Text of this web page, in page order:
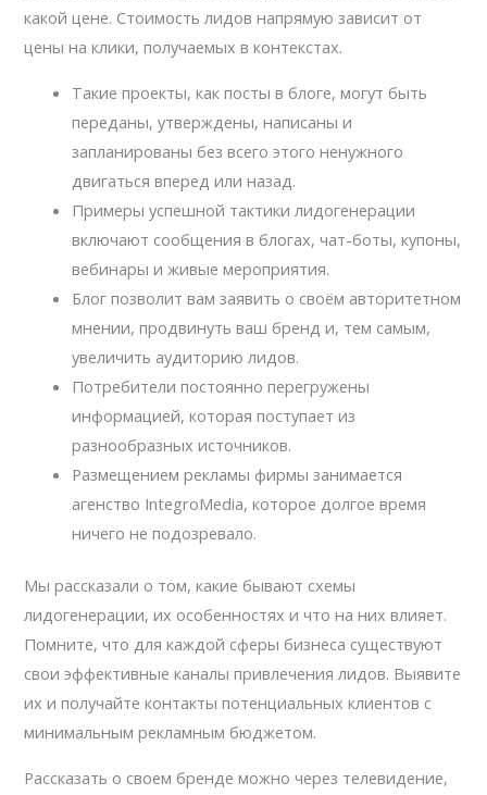
какой цене. Стоимость лидов напрямую зависит от
цены на клики, получаемых в контекстах.
Такие проекты, как посты в блоге, могут быть
переданы, утверждены, написаны и
запланированы без всего этого ненужного
двигаться вперед или назад.
Примеры успешной тактики лидогенерации
включают сообщения в блогах, чат-боты, купоны,
вебинары и живые мероприятия.
Блог позволит вам заявить о своём авторитетном
мнении, продвинуть ваш бренд и, тем самым,
увеличить аудиторию лидов.
Потребители постоянно перегружены
информацией, которая поступает из
разнообразных источников.
Размещением рекламы фирмы занимается
агенство IntegroMedia, которое долгое время
ничего не подозревало.
Мы рассказали о том, какие бывают схемы
лидогенерации, их особенностях и что на них влияет.
Помните, что для каждой сферы бизнеса существуют
свои эффективные каналы привлечения лидов. Выявите
их и получайте контакты потенциальных клиентов с
минимальным рекламным бюджетом.
Рассказать о своем бренде можно через телевидение,